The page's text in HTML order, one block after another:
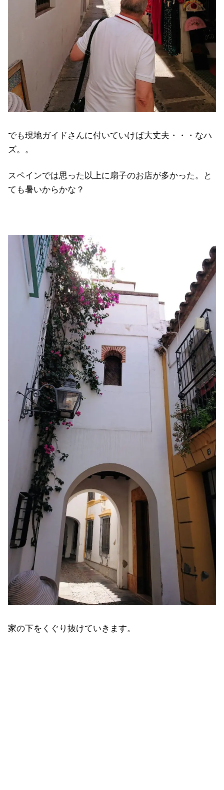
でも現地ガイドさんに付いていけば大丈夫・・・なハ
ズ。。
スペインでは思った以上に扇子のお店が多かった。と
ても暑いからかな？
家の下をくぐり抜けていきます。